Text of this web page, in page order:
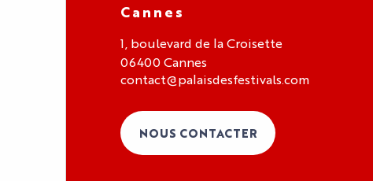
Cannes
1, boulevard de la Croisette
06400 Cannes
contact@palaisdesfestivals.com
NOUS CONTACTER